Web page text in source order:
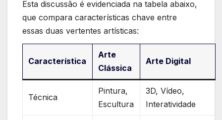
Esta discussão é evidenciada na tabela abaixo,
que compara​ características chave entre
essas duas vertentes artísticas:
Característica
Arte
Clássica
Arte ‍Digital
Técnica
Pintura,
Escultura
3D,⁤ Vídeo,
Interatividade